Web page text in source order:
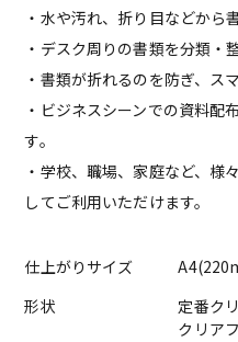
・水や汚れ、折り目などから
・デスク周りの書類を分類・
・書類が折れるのを防ぎ、ス
・ビジネスシーンでの資料配
す。
・学校、職場、家庭など、様
してご利用いただけます。
仕上がりサイズ
形状
定番ク
クリア